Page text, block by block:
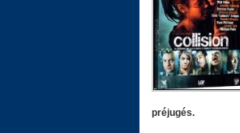
préjugés.